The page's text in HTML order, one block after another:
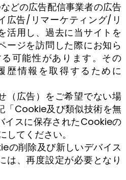
どの広告配信事業者の広告
広告/リマーケティング/リ
活用し、過去に当サイトを
ージを訪問した際にお知ら
可能性があります。その
歴情報を取得するために
（広告）をご希望でない場
「Cookie及び類似技術を無
イスに保存されたCookieの
てください。
の削除及び新しいデバイス
は、再度設定が必要となり